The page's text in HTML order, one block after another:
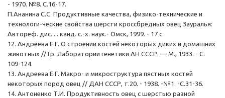
- 1970. №8. С.16-17.
П.Ананина С.С. Продуктивные качества, физико-технические и
технологи-ческие свойства шерсти кроссбредных овец Зауралья:
Автореф. дис. ... канд. с.-х. наук.- Омск, 1999. - 17 с.
12. Андреева Е.Г. О строении костей некоторых диких и домашних
животных //Тр. Лаборатории генетики АН СССР. — М., 1933. - С.
109-124.
13. Андреева Е.Г. Макро- и микроструктура пястных костей
некоторых пород овец // ДАН СССР, т.20. - 1938. -№1. -С.31-36.
14. Антоненко Т.И. Продуктивность овец с шерстью разной